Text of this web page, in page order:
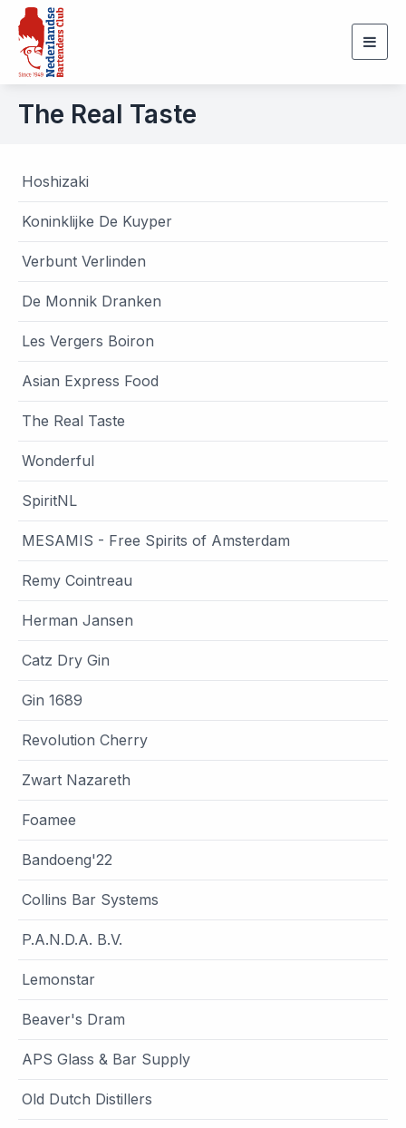
The Real Taste
Hoshizaki
Koninklijke De Kuyper
Verbunt Verlinden
De Monnik Dranken
Les Vergers Boiron
Asian Express Food
The Real Taste
Wonderful
SpiritNL
MESAMIS - Free Spirits of Amsterdam
Remy Cointreau
Herman Jansen
Catz Dry Gin
Gin 1689
Revolution Cherry
Zwart Nazareth
Foamee
Bandoeng'22
Collins Bar Systems
P.A.N.D.A. B.V.
Lemonstar
Beaver's Dram
APS Glass & Bar Supply
Old Dutch Distillers